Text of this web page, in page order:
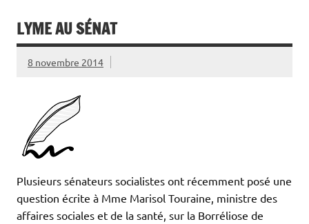
LYME AU SÉNAT
8 novembre 2014
Plusieurs sénateurs socialistes ont récemment posé une
question écrite à Mme Marisol Touraine, ministre des
affaires sociales et de la santé, sur la Borréliose de